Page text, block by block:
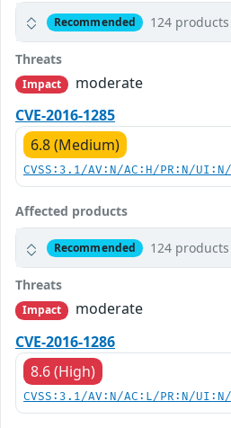
Recommended 124 products
Threats
Impact
moderate
CVE-2016-1285
6.8 (Medium)
CVSS:3.1/AV:N/AC:H/PR:N/
Affected products
Recommended 124 products
Threats
Impact
moderate
CVE-2016-1286
8.6 (High)
CVSS:3.1/AV:N/AC:L/PR:N/